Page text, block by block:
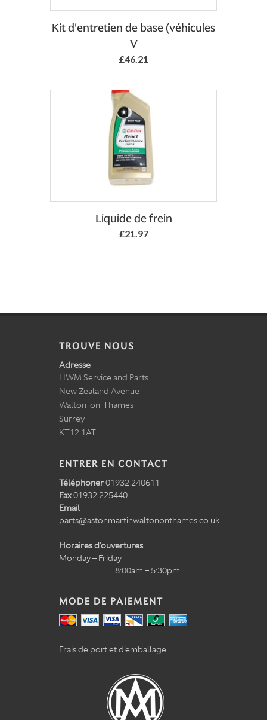
Add to Basket
Kit d'entretien de base (véhicules
V
£46.21
Add to Basket
Liquide de frein
£21.97
TROUVE NOUS
Adresse
HWM Service and Parts
New Zealand Avenue
Walton-on-Thames
Surrey
KT12 1AT
ENTRER EN CONTACT
Téléphoner01932 240611
Fax01932 225440
Email
parts@astonmartinwaltononthames.co.uk
Horaires d'ouvertures
Monday – Friday
8:00am – 5:30pm
MODE DE PAIEMENT
Frais de port et d'emballage